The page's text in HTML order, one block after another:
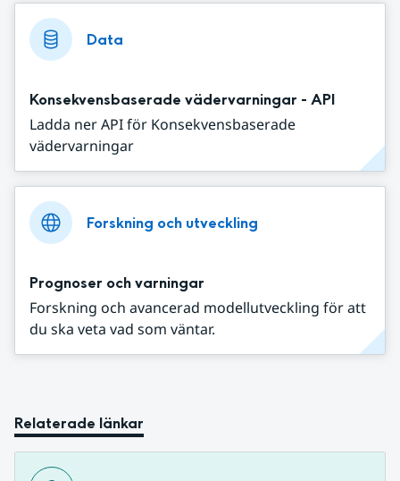
Data
Konsekvensbaserade vädervarningar - API
Ladda ner API för Konsekvensbaserade
vädervarningar
Forskning och utveckling
Prognoser och varningar
Forskning och avancerad modellutveckling för att
du ska veta vad som väntar.
Relaterade länkar